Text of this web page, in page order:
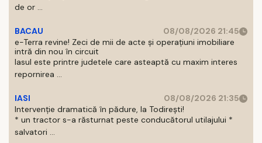
de or ...
BACAU
08/08/2026 21:45
e-Terra revine! Zeci de mii de acte și operațiuni imobiliare
intră din nou în circuit
Iasul este printre judetele care asteaptă cu maxim interes
repornirea ...
IASI
08/08/2026 21:35
Intervenție dramatică în pădure, la Todirești!
* un tractor s-a răsturnat peste conducătorul utilajului *
salvatori ...